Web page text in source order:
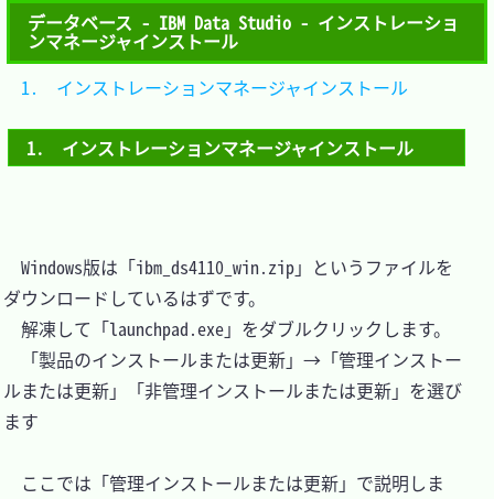
データベース - IBM Data Studio - インストレーショ
ンマネージャインストール
1.　インストレーションマネージャインストール
Windows版は「ibm_ds4110_win.zip」というファイルを
ダウンロードしているはずです。
解凍して「launchpad.exe」をダブルクリックします。
「製品のインストールまたは更新」→「管理インストー
ルまたは更新」「非管理インストールまたは更新」を選び
ます
ここでは「管理インストールまたは更新」で説明しま